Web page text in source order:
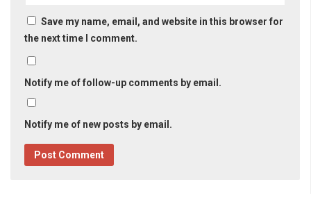
Save my name, email, and website in this browser for
the next time I comment.
Notify me of follow-up comments by email.
Notify me of new posts by email.